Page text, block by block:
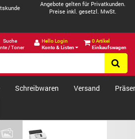
Angebote gelten für Privatkunden.
Preise inkl. gesetzl. MwSt.
Suche
/ Toner
Hello Login
Konto & Listen
0 Artikel
Einkaufswagen
Schreibwaren Versand